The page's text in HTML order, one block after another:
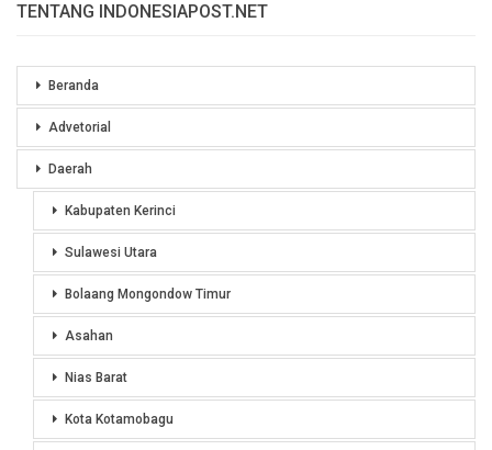
TENTANG INDONESIAPOST.NET
Beranda
Advetorial
Daerah
Kabupaten Kerinci
Sulawesi Utara
Bolaang Mongondow Timur
Asahan
Nias Barat
Kota Kotamobagu